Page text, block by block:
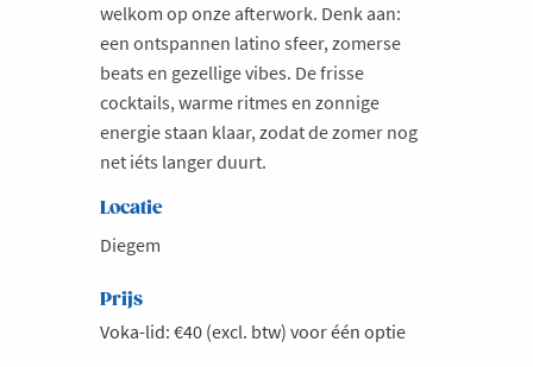
welkom op onze afterwork. Denk aan:
een ontspannen latino sfeer, zomerse
beats en gezellige vibes. De frisse
cocktails, warme ritmes en zonnige
energie staan klaar, zodat de zomer nog
net iéts langer duurt.
Locatie
Diegem
Prijs
Voka-lid: €40 (excl. btw) voor één optie